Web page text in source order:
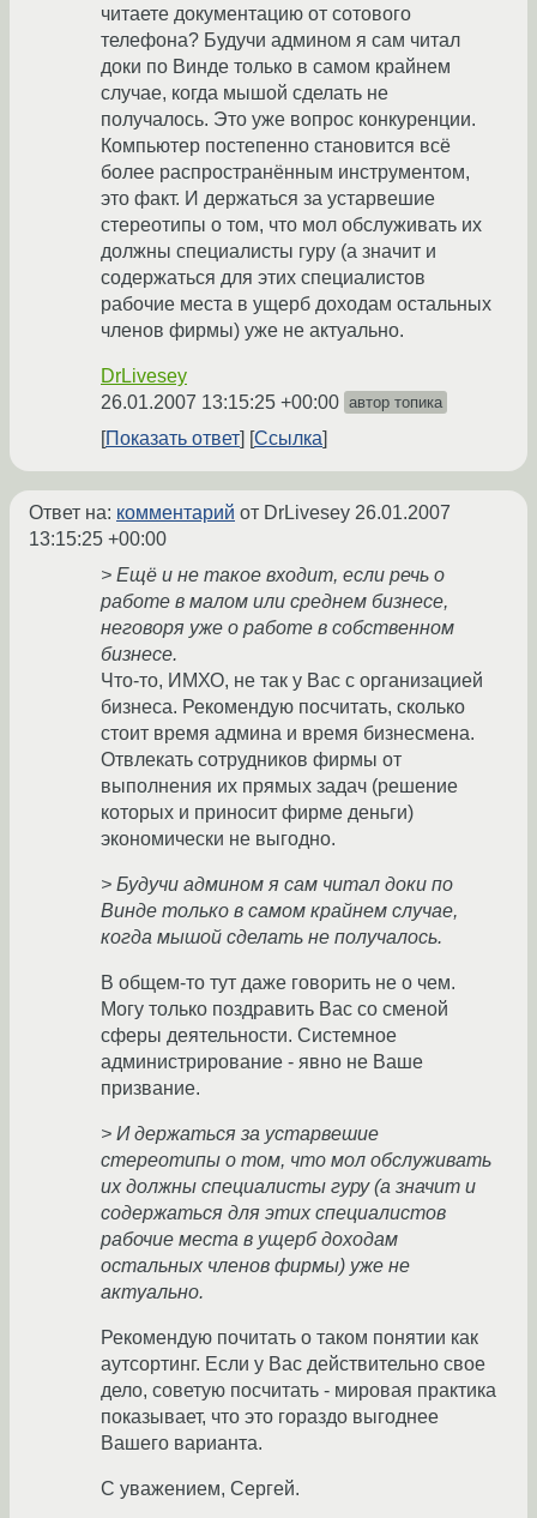
читаете документацию от сотового
телефона? Будучи админом я сам читал
доки по Винде только в самом крайнем
случае, когда мышой сделать не
получалось. Это уже вопрос конкуренции.
Компьютер постепенно становится всё
более распространённым инструментом,
это факт. И держаться за устарвешие
стереотипы о том, что мол обслуживать их
должны специалисты гуру (а значит и
содержаться для этих специалистов
рабочие места в ущерб доходам остальных
членов фирмы) уже не актуально.
DrLivesey
26.01.2007 13:15:25 +00:00 автор топика
Показать ответ Ссылка
Ответ на: комментарий от DrLivesey 26.01.2007
13:15:25 +00:00
> Ещё и не такое входит, если речь о
работе в малом или среднем бизнесе,
неговоря уже о работе в собственном
бизнесе.
Что-то, ИМХО, не так у Вас с организацией
бизнеса. Рекомендую посчитать, сколько
стоит время админа и время бизнесмена.
Отвлекать сотрудников фирмы от
выполнения их прямых задач (решение
которых и приносит фирме деньги)
экономически не выгодно.
> Будучи админом я сам читал доки по
Винде только в самом крайнем случае,
когда мышой сделать не получалось.
В общем-то тут даже говорить не о чем.
Могу только поздравить Вас со сменой
сферы деятельности. Системное
администрирование - явно не Ваше
призвание.
> И держаться за устарвешие
стереотипы о том, что мол обслуживать
их должны специалисты гуру (а значит и
содержаться для этих специалистов
рабочие места в ущерб доходам
остальных членов фирмы) уже не
актуально.
Рекомендую почитать о таком понятии как
аутсортинг. Если у Вас действительно свое
дело, советую посчитать - мировая практика
показывает, что это гораздо выгоднее
Вашего варианта.
С уважением, Сергей.